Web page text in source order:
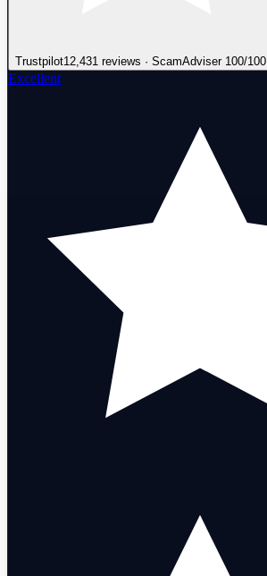
Trustpilot12,431 reviews · ScamAdviser 100/100
Excellent